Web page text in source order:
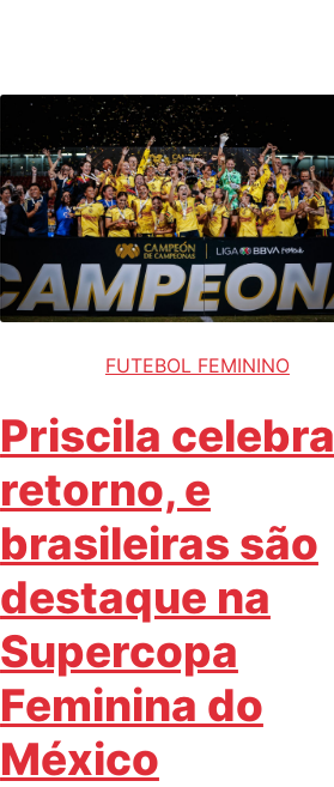
FUTEBOL FEMININO
Priscila celebra
retorno, e
brasileiras são
destaque na
Supercopa
Feminina do
México